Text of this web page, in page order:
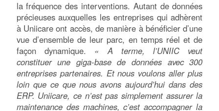
la fréquence des interventions. Autant de données
précieuses auxquelles les entreprises qui adhèrent
à Uniicare ont accès, de manière à bénéficier d’une
vue d’ensemble de leur parc, en temps réel et de
façon dynamique. « A terme, l’UNIIC veut
constituer une giga-base de données avec 300
entreprises partenaires. Et nous voulons aller plus
loin que ce que nous avons aujourd’hui dans des
ERP. Uniicare, ce n’est pas simplement assurer la
maintenance des machines, c’est accompagner la